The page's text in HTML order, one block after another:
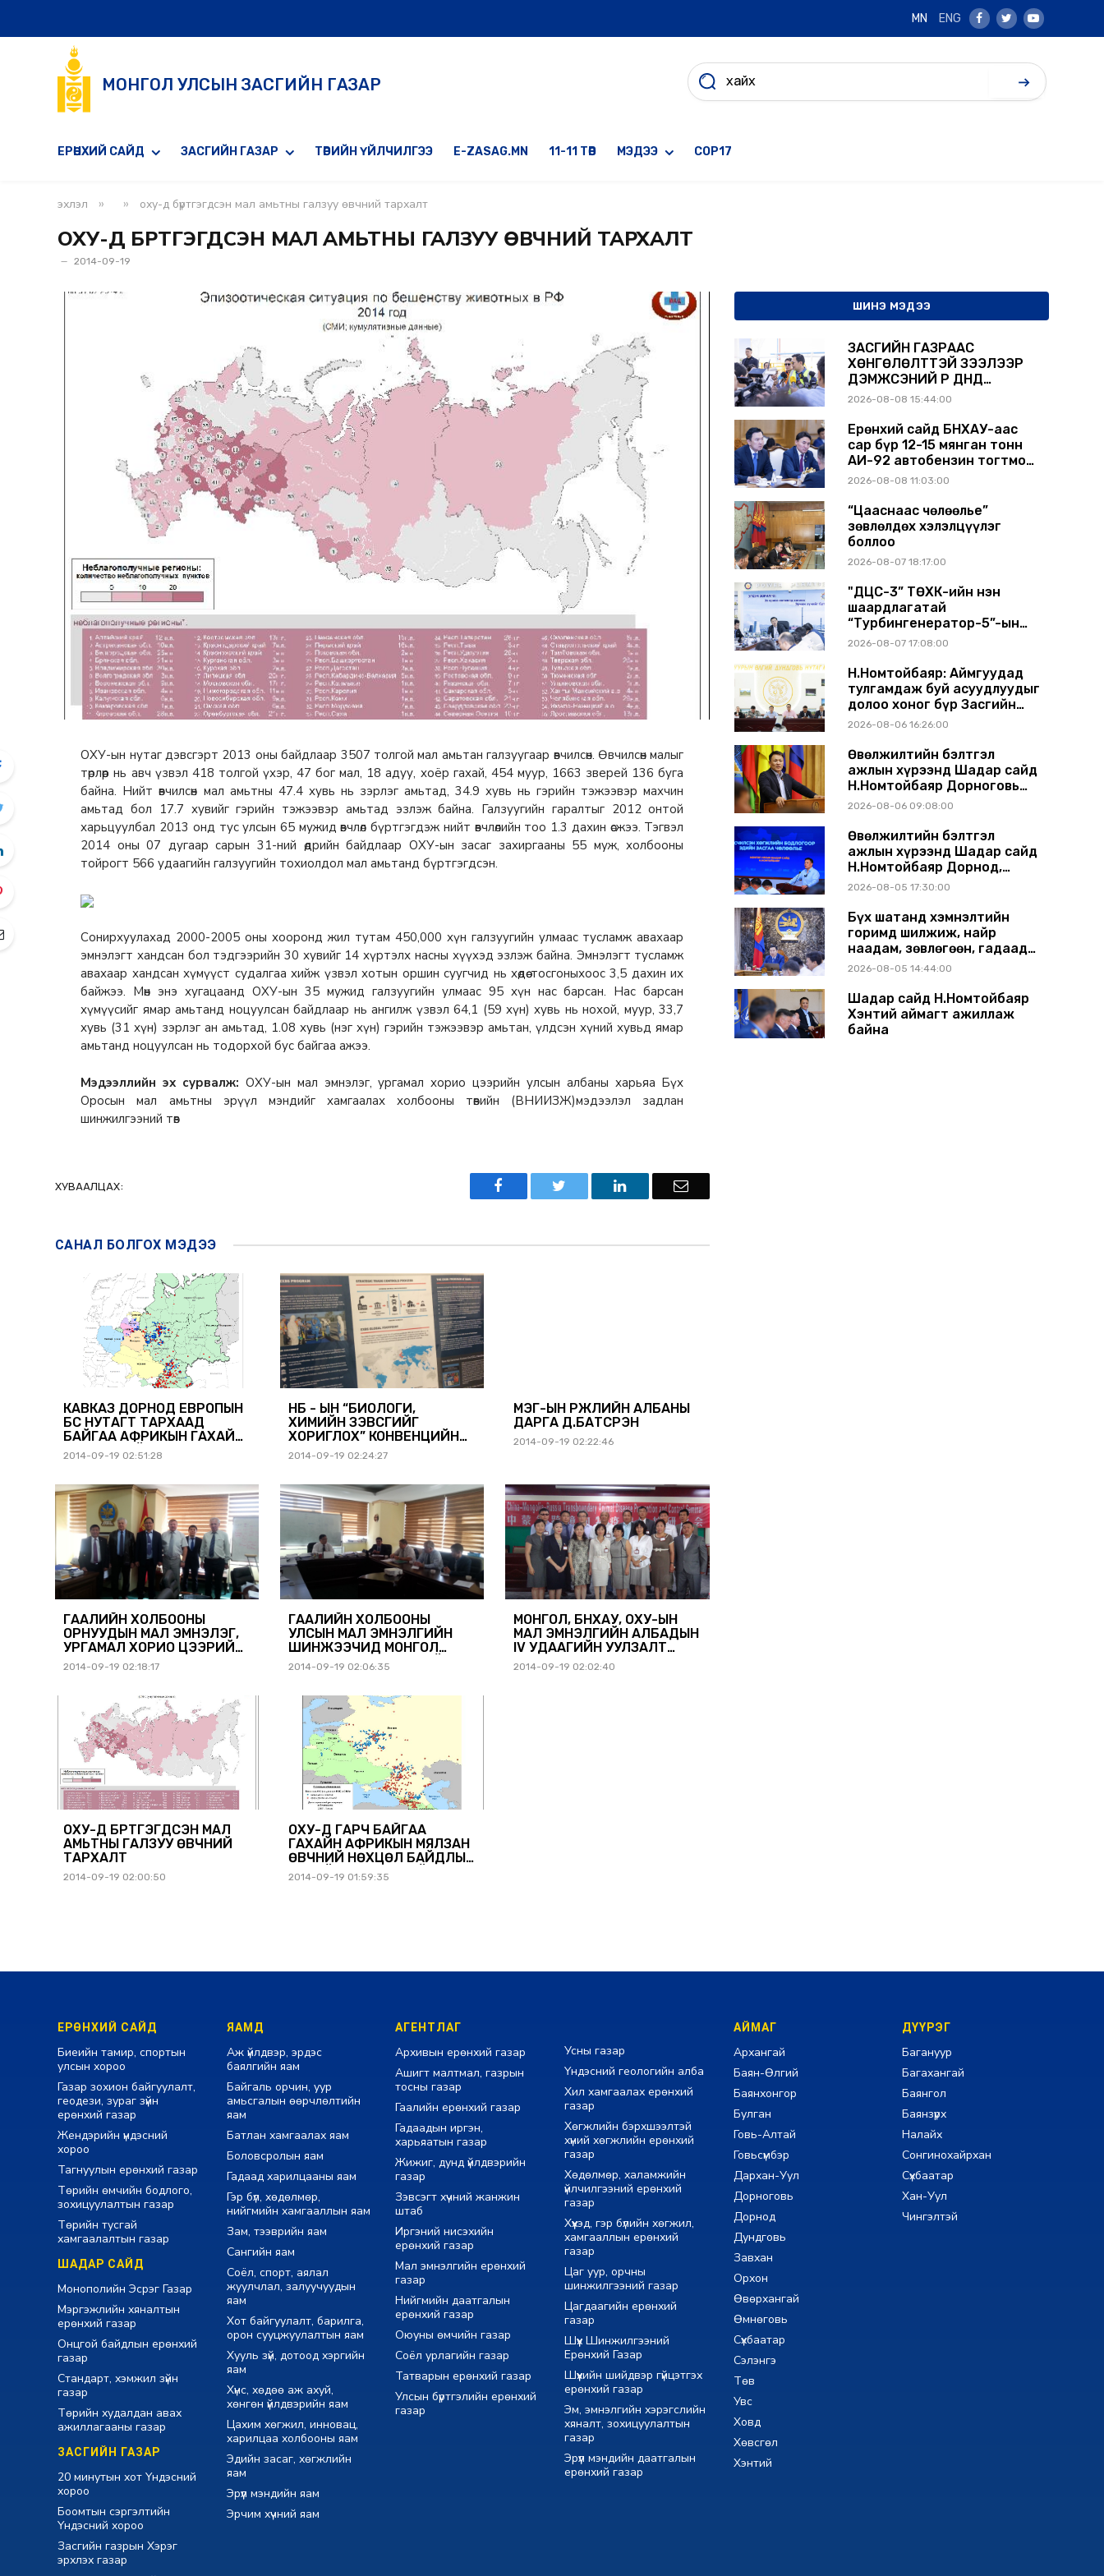
MN ENG
Facebook
TwitterYoutube
МОНГОЛ УЛСЫН ЗАСГИЙН ГАЗАР
ЕРӨНХИЙ САЙД ЗАСГИЙН ГАЗАР ТӨРИЙН ҮЙЛЧИЛГЭЭ E-ZASAG.MN 11-11 ТӨВ МЭДЭЭ COP17
эхлэл » » оху-д бүртгэгдсэн мал амьтны галзуу өвчний тархалт
ОХУ-Д БҮРТГЭГДСЭН МАЛ АМЬТНЫ ГАЛЗУУ ӨВЧНИЙ ТАРХАЛТ
2014-09-19
ОХУ-ын нутаг дэвсгэрт 2013 оны байдлаар 3507 толгой мал амьтан галзуугаар өвчилсөн. Өвчилсөн малыг
төрлөөр нь авч үзвэл 418 толгой үхэр, 47 бог мал, 18 адуу, хоёр гахай, 454 муур, 1663 зверей 136 буга
байна. Нийт өвчилсөн мал амьтны 47.4 хувь нь зэрлэг амьтад, 34.9 хувь нь гэрийн тэжээвэр махчин
амьтад бол 17.7 хувийг гэрийн тэжээвэр амьтад эзлэж байна. Галзуугийн гаралтыг 2012 онтой
харьцуулбал 2013 онд тус улсын 65 мужид өвчлөл бүртгэгдэж нийт өвчлөлийн тоо 1.3 дахин өсжээ. Тэгвэл
2014 оны 07 дугаар сарын 31-ний өдрийн байдлаар ОХУ-ын засаг захиргааны 55 муж, холбооны
тойрогт 566 удаагийн галзуугийн тохиолдол мал амьтанд бүртгэгдсэн.
Сонирхуулахад 2000-2005 оны хооронд жил тутам 450,000 хүн галзуугийн улмаас тусламж авахаар
эмнэлэгт хандсан бол тэдгээрийн 30 хувийг 14 хүртэлх насны хүүхэд эзлэж байна. Эмнэлэгт тусламж
авахаар хандсан хүмүүст судалгаа хийж үзвэл хотын оршин суугчид нь хөдөө тосгоныхоос 3,5 дахин их
байжээ. Мөн энэ хугацаанд ОХУ-ын 35 мужид галзуугийн улмаас 95 хүн нас барсан. Нас барсан
хүмүүсийг ямар амьтанд ноцуулсан байдлаар нь ангилж үзвэл 64,1 (59 хүн) хувь нь нохой, муур, 33,7
хувь (31 хүн) зэрлэг ан амьтад, 1.08 хувь (нэг хүн) гэрийн тэжээвэр амьтан, үлдсэн хүний хувьд ямар
амьтанд ноцуулсан нь тодорхой бус байгаа ажээ.
Мэдээллийн эх сурвалж: ОХУ-ын мал эмнэлэг, ургамал хорио цээрийн улсын албаны харьяа Бүх
Оросын мал амьтны эрүүл мэндийг хамгаалах холбооны төвийн (ВНИИЗЖ)мэдээлэл задлан
шинжилгээний төв
ХУВААЛЦАХ:
САНАЛ БОЛГОХ МЭДЭЭ
КАВКАЗ ДОРНОД ЕВРОПЫН
БҮС НУТАГТ ТАРХААД
БАЙГАА АФРИКЫН ГАХАЙН
МЯЛЗАНГИЙН ТАРХАЛТЫН
МЭДЭЭЛЭЛ
2014-09-19 02:51:28
НҮБ - ЫН “БИОЛОГИ,
ХИМИЙН ЗЭВСГИЙГ
ХОРИГЛОХ” КОНВЕНЦИЙН
2014 ОНЫ
МЭРГЭЖИЛТНҮҮДИЙН
2014-09-19 02:24:27
МЭҮГ-ЫН ҮРЖЛИЙН АЛБАНЫ
ДАРГА Д.БАТСҮРЭН
2014-09-19 02:22:46
ГААЛИЙН ХОЛБООНЫ
ОРНУУДЫН МАЛ ЭМНЭЛЭГ,
УРГАМАЛ ХОРИО ЦЭЭРИЙН
ШИНЖЭЭЧИД МОНГОЛ
УЛСАД АЖИЛЛАВ.
2014-09-19 02:18:17
ГААЛИЙН ХОЛБООНЫ
УЛСЫН МАЛ ЭМНЭЛГИЙН
ШИНЖЭЭЧИД МОНГОЛ
УЛСАД АЖИЛЛАЖ БАЙНА.
2014-09-19 02:06:35
МОНГОЛ, БНХАУ, ОХУ-ЫН
МАЛ ЭМНЭЛГИЙН АЛБАДЫН
IV УДААГИЙН УУЛЗАЛТ
БОЛЛОО.
2014-09-19 02:02:40
ОХУ-Д БҮРТГЭГДСЭН МАЛ
АМЬТНЫ ГАЛЗУУ ӨВЧНИЙ
ТАРХАЛТ
2014-09-19 02:00:50
ОХУ-Д ГАРЧ БАЙГАА
ГАХАЙН АФРИКЫН МЯЛЗАН
ӨВЧНИЙ НӨХЦӨЛ БАЙДЛЫН
ТУХАЙ ДЭЛГЭРЭНГҮЙ
МЭДЭЭЛЭЛ
2014-09-19 01:59:35
ШИНЭ МЭДЭЭ
ЗАСГИЙН ГАЗРААС
ХӨНГӨЛӨЛТТЭЙ ЗЭЭЛЭЭР
ДЭМЖСЭНИЙ ҮР ДҮНД
ШАТАХУУН ХАДГАЛАХ
АШИГЛАЛТАД ОРЖ БАЙНА
2026-08-08 15:44:00
Ерөнхий сайд БНХАУ-аас
сар бүр 12-15 мянган тонн
АИ-92 автобензин тогтмол
нийлүүлэх хүсэлт тавилаа
2026-08-08 11:03:00
“Цааснаас чөлөөлье”
зөвлөлдөх хэлэлцүүлэг
боллоо
2026-08-07 18:17:00
"ДЦС-3” ТӨХК-ийн нэн
шаардлагатай
“Турбингенератор-5”-ын
шинэчлэлийн төсвийг
2026-08-07 17:08:00
Н.Номтойбаяр: Аймгуудад
тулгамдаж буй асуудлуудыг
долоо хоног бүр Засгийн
газрын хуралдаанд
2026-08-06 16:26:00
Өвөлжилтийн бэлтгэл
ажлын хүрээнд Шадар сайд
Н.Номтойбаяр Дорноговь
аймагт ажиллав
2026-08-06 09:08:00
Өвөлжилтийн бэлтгэл
ажлын хүрээнд Шадар сайд
Н.Номтойбаяр Дорнод,
Сүхбаатар аймагт ажиллав
2026-08-05 17:30:00
Бүх шатанд хэмнэлтийн
горимд шилжиж, найр
наадам, зөвлөгөөн, гадаад
томилолтыг хориглолоо
2026-08-05 14:44:00
Шадар сайд Н.Номтойбаяр
Хэнтий аймагт ажиллаж
байна
ЕРӨНХИЙ САЙД
Биеийн тамир, спортын
улсын хороо
Газар зохион байгуулалт,
геодези, зураг зүйн
ерөнхий газар
Жендэрийн үндэсний
хороо
Тагнуулын ерөнхий газар
Төрийн өмчийн бодлого,
зохицуулалтын газар
Төрийн тусгай
хамгаалалтын газар
ШАДАР САЙД
Монополийн Эсрэг Газар
Мэргэжлийн хяналтын
ерөнхий газар
Онцгой байдлын ерөнхий
газар
Стандарт, хэмжил зүйн
газар
Төрийн худалдан авах
ажиллагааны газар
ЗАСГИЙН ГАЗАР
20 минутын хот Үндэсний
хороо
Боомтын сэргэлтийн
Үндэсний хороо
Засгийн газрын Хэрэг
эрхлэх газар
ЯАМД
Аж үйлдвэр, эрдэс
баялгийн яам
Байгаль орчин, уур
амьсгалын өөрчлөлтийн
яам
Батлан хамгаалах яам
Боловсролын яам
Гадаад харилцааны яам
Гэр бүл, хөдөлмөр,
нийгмийн хамгааллын яам
Зам, тээврийн яам
Сангийн яам
Соёл, спорт, аялал
жуулчлал, залуучуудын
яам
Хот байгуулалт, барилга,
орон сууцжуулалтын яам
Хууль зүй, дотоод хэргийн
яам
Хүнс, хөдөө аж ахуй,
хөнгөн үйлдвэрийн яам
Цахим хөгжил, инновац,
харилцаа холбооны яам
Эдийн засаг, хөгжлийн
яам
Эрүүл мэндийн яам
Эрчим хүчний яам
АГЕНТЛАГ
Архивын ерөнхий газар
Ашигт малтмал, газрын
тосны газар
Гаалийн ерөнхий газар
Гадаадын иргэн,
харьяатын газар
Жижиг, дунд үйлдвэрийн
газар
Зэвсэгт хүчний жанжин
штаб
Иргэний нисэхийн
ерөнхий газар
Мал эмнэлгийн ерөнхий
газар
Нийгмийн даатгалын
ерөнхий газар
Оюуны өмчийн газар
Соёл урлагийн газар
Татварын ерөнхий газар
Улсын бүртгэлийн ерөнхий
газар
Усны газар
Үндэсний геологийн алба
Хил хамгаалах ерөнхий
газар
Хөгжлийн бэрхшээлтэй
хүний хөгжлийн ерөнхий
газар
Хөдөлмөр, халамжийн
үйлчилгээний ерөнхий
газар
Хүүхэд, гэр бүлийн хөгжил,
хамгааллын ерөнхий
газар
Цаг уур, орчны
шинжилгээний газар
Цагдаагийн ерөнхий
газар
Шүүх Шинжилгээний
Ерөнхий Газар
Шүүхийн шийдвэр гүйцэтгэх
ерөнхий газар
Эм, эмнэлгийн хэрэгслийн
хяналт, зохицуулалтын
газар
Эрүүл мэндийн даатгалын
ерөнхий газар
АЙМАГ
Архангай
Баян-Өлгий
Баянхонгор
Булган
Говь-Алтай
Говьсүмбэр
Дархан-Уул
Дорноговь
Дорнод
Дундговь
Завхан
Орхон
Өвөрхангай
Өмнөговь
Сүхбаатар
Сэлэнгэ
Төв
Увс
Ховд
Хөвсгөл
Хэнтий
ДҮҮРЭГ
Багануур
Багахангай
Баянгол
Баянзүрх
Налайх
Сонгинохайрхан
Сүхбаатар
Хан-Уул
Чингэлтэй